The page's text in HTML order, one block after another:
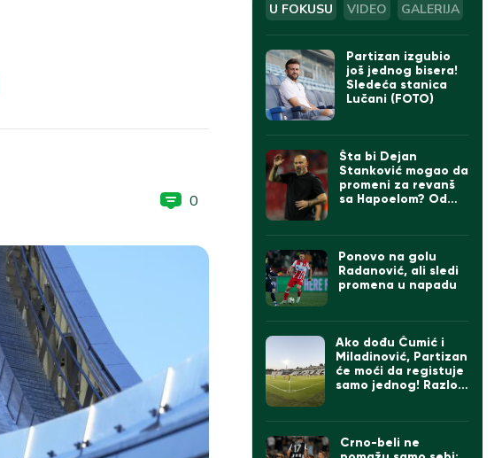
0
U FOKUSU VIDEO GALERIJA
Partizan izgubio
još jednog bisera!
Sledeća stanica
Lučani (FOTO)
Šta bi Dejan
Stanković mogao da
promeni za revanš
sa Hapoelom? Od
Ponovo na golu
Radanović, ali sledi
promena u napadu
Ako dođu Čumić i
Miladinović, Partizan
će moći da registuje
samo jednog! Razlog
Crno-beli ne